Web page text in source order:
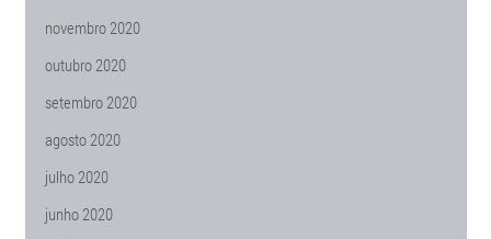
novembro 2020
outubro 2020
setembro 2020
agosto 2020
julho 2020
junho 2020